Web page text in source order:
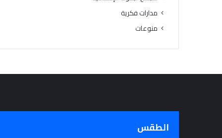
مدارات فكرية
منوعات
الطقس